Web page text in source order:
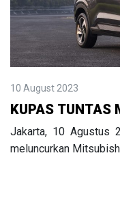
10 August 2023
KUPAS TUNTAS
Jakarta, 10 Agustus
meluncurkan